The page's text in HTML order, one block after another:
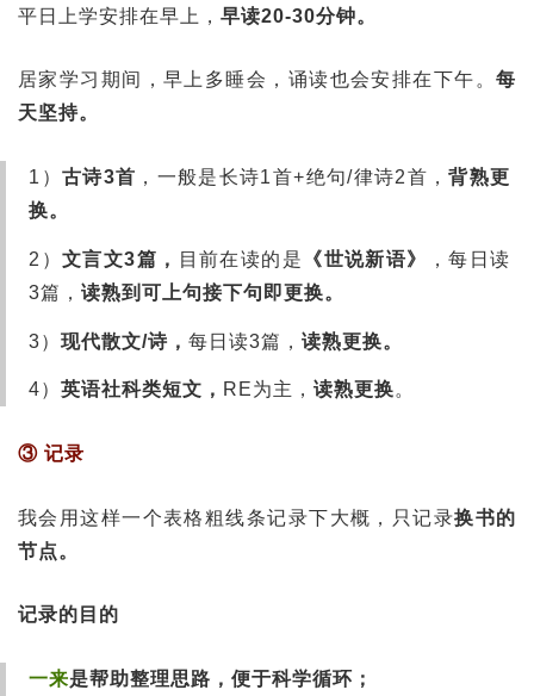
平日上学安排在早上， 早读20-30分钟。
居家学习期间，早上多睡会，诵读也会安排在下午。 每
天坚持。
1） 古诗3首 ，一般是长诗1首+绝句/律诗2首，背熟更
换。
2）文言文3篇， 目前在读的是 《世说新语》
，每日读
3篇，读熟到可上句接下句即更换。
3）现代散文/诗，每日读3篇，读熟更换。
4）英语社科类短文， RE为主，读熟更换。
③ 记录
我会用这样一个表格粗线条记录下大概，只记录换书的
节点。
记录的目的
一来是帮助整理思路，便于科学循环；